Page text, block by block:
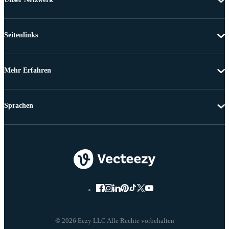
Seitenlinks
Mehr Erfahren
© 2026 Eezy LLC Alle Rechte vorbehalten
Sprachen